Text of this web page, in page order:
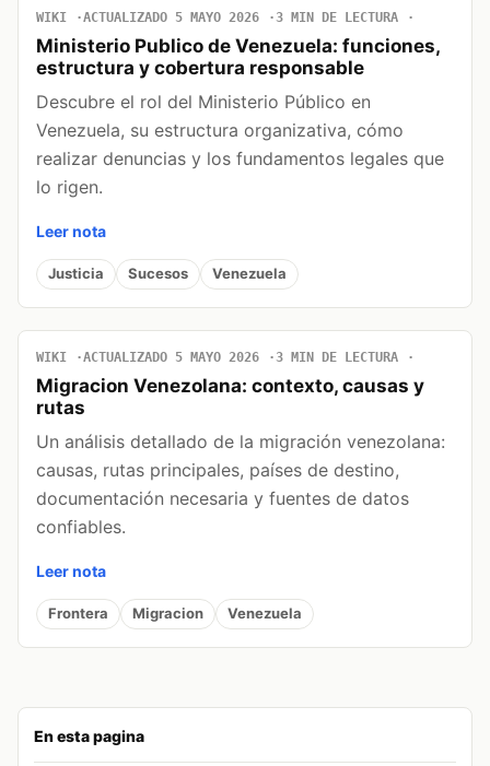
En esta pagina
WIKI ACTUALIZADO 5 MAYO 2026 3 MIN DE LECTURA
Ministerio Publico de Venezuela: funciones,
estructura y cobertura responsable
Descubre el rol del Ministerio Público en
Venezuela, su estructura organizativa, cómo
realizar denuncias y los fundamentos legales que
lo rigen.
Leer nota
Justicia Sucesos Venezuela
WIKI ACTUALIZADO 5 MAYO 2026 3 MIN DE LECTURA
Migracion Venezolana: contexto, causas y
rutas
Un análisis detallado de la migración venezolana:
causas, rutas principales, países de destino,
documentación necesaria y fuentes de datos
confiables.
Leer nota
Frontera Migracion Venezuela